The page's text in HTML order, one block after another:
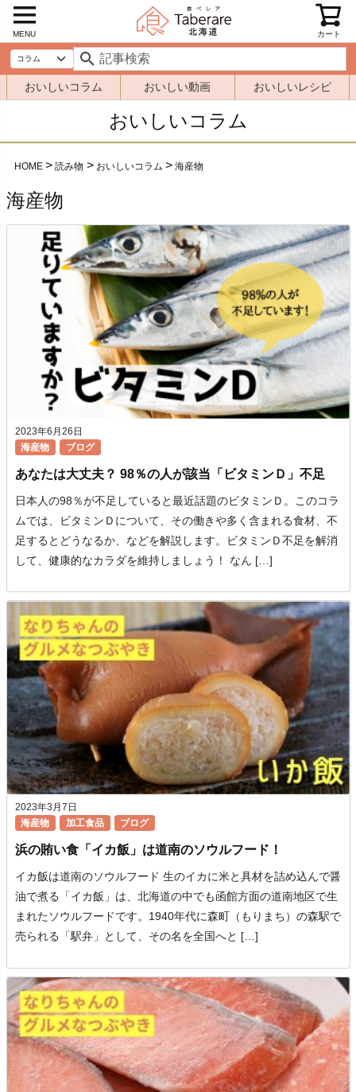
MENU カート
おいしいコラム おいしい動画 おいしいレシピ
おいしいコラム
HOME 読み物 おいしいコラム 海産物
海産物
2023年6月26日
海産物
ブログ
あなたは大丈夫？ 98％の人が該当「ビタミンＤ」不足
日本人の98％が不足していると最近話題のビタミンＤ。このコラ
ムでは、ビタミンＤについて、その働きや多く含まれる食材、不
足するとどうなるか、などを解説します。ビタミンＤ不足を解消
して、健康的なカラダを維持しましょう！ なん […]
2023年3月7日
海産物
加工食品 ブログ
浜の賄い食「イカ飯」は道南のソウルフード！
イカ飯は道南のソウルフード 生のイカに米と具材を詰め込んで醤
油で煮る「イカ飯」は、北海道の中でも函館方面の道南地区で生
まれたソウルフードです。1940年代に森町（もりまち）の森駅で
売られる「駅弁」として、その名を全国へと […]